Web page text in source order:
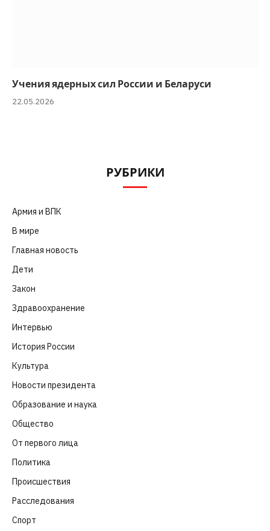
Учения ядерных сил России и Беларуси
22.05.2026
РУБРИКИ
Армия и ВПК
В мире
Главная новость
Дети
Закон
Здравоохранение
Интервью
История России
Культура
Новости президента
Образование и наука
Общество
От первого лица
Политика
Происшествия
Расследования
Спорт